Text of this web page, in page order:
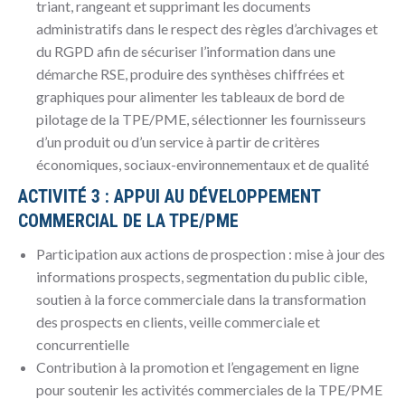
triant, rangeant et supprimant les documents
administratifs dans le respect des règles d’archivages et
du RGPD afin de sécuriser l’information dans une
démarche RSE, produire des synthèses chiffrées et
graphiques pour alimenter les tableaux de bord de
pilotage de la TPE/PME, sélectionner les fournisseurs
d’un produit ou d’un service à partir de critères
économiques, sociaux-environnementaux et de qualité
ACTIVITÉ 3 : APPUI AU DÉVELOPPEMENT
COMMERCIAL DE LA TPE/PME
Participation aux actions de prospection : mise à jour des
informations prospects, segmentation du public cible,
soutien à la force commerciale dans la transformation
des prospects en clients, veille commerciale et
concurrentielle
Contribution à la promotion et l’engagement en ligne
pour soutenir les activités commerciales de la TPE/PME